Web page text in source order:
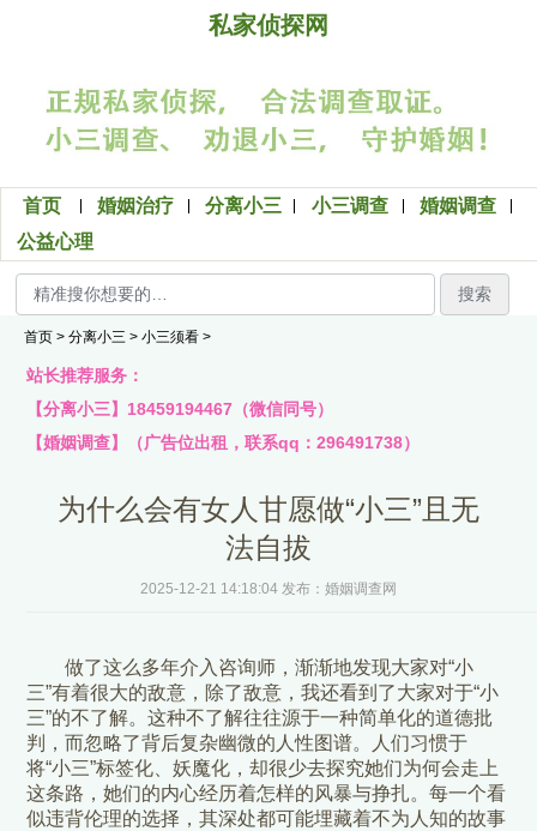
私家侦探网
首页 婚姻治疗 分离小三 小三调查
婚姻调查
公益心理
搜索
首页 > 分离小三 > 小三须看 >
站长推荐服务：
【分离小三】18459194467（微信同号）
【婚姻调查】（广告位出租，联系qq：296491738）
为什么会有女人甘愿做“小三”且无
法自拔
2025-12-21 14:18:04 发布：婚姻调查网
做了这么多年介入咨询师，渐渐地发现大家对“小
三”有着很大的敌意，除了敌意，我还看到了大家对于“小
三”的不了解。这种不了解往往源于一种简单化的道德批
判，而忽略了背后复杂幽微的人性图谱。人们习惯于
将“小三”标签化、妖魔化，却很少去探究她们为何会走上
这条路，她们的内心经历着怎样的风暴与挣扎。每一个看
似违背伦理的选择，其深处都可能埋藏着不为人知的故事